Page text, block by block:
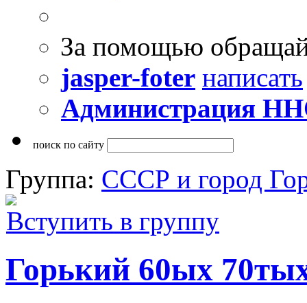
За помощью
jasper-foter написать
Администрация
поиск по сайту
Группа: СССР и город
Вступить в группу
Горький 60ых